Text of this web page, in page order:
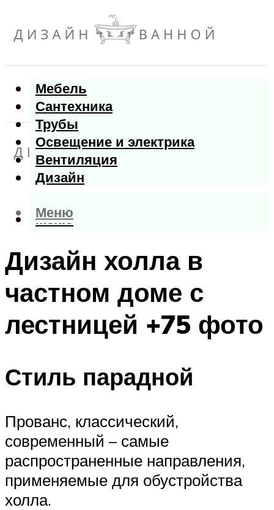
Мебель
Сантехника
Трубы
Освещение и электрика
Вентиляция
Дизайн
Меню
Меню
Дизайн холла в
частном доме с
лестницей +75 фото
Стиль парадной
Прованс, классический,
современный – самые
распространенные направления,
применяемые для обустройства
холла.